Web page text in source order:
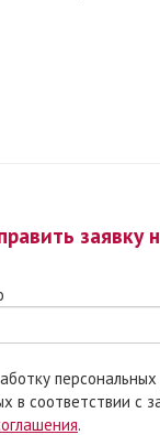
заявку
данных. Ставя отметку, я даю свое
в соответствии с
.